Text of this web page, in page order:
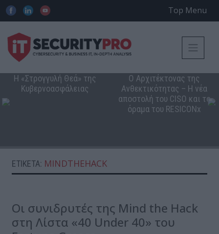
Top Menu
Η «Στρογγυλή Θεά» της
Κυβερνοασφάλειας
Ο Αρχιτέκτονας της
Ανθεκτικότητας – Η νέα
αποστολή του CISO και το
όραμα του RESICONx
ΕΤΙΚΈΤΑ: MINDTHEHACK
Οι συνιδρυτές της Mind the Hack
στη Λίστα «40 Under 40» του